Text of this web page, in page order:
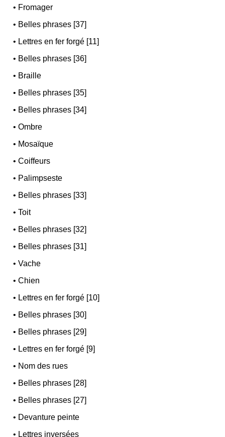
• Fromager
• Belles phrases [37]
• Lettres en fer forgé [11]
• Belles phrases [36]
• Braille
• Belles phrases [35]
• Belles phrases [34]
•Ombre
• Mosaïque
•Coiffeurs
• Palimpseste
• Belles phrases [33]
•Toit
• Belles phrases [32]
• Belles phrases [31]
•Vache
•Chien
• Lettres en fer forgé [10]
• Belles phrases [30]
• Belles phrases [29]
• Lettres en fer forgé [9]
• Nom des rues
• Belles phrases [28]
• Belles phrases [27]
• Devanture peinte
• Lettres inversées